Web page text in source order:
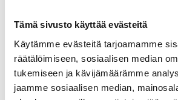
Tämä sivusto käyttää evästeitä
Käytämme evästeitä tarjoamamme
räätälöimiseen, sosiaalisen median
tukemiseen ja kävijämäärämme
jaamme sosiaalisen median,